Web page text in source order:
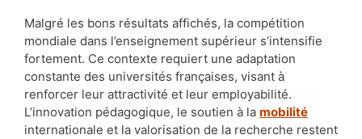
Malgré les bons résultats affichés, la compétition
mondiale dans l’enseignement supérieur s’intensifie
fortement. Ce contexte requiert une adaptation
constante des universités françaises, visant à
renforcer leur attractivité et leur employabilité.
L’innovation pédagogique, le soutien à la mobilité
internationale et la valorisation de la recherche restent